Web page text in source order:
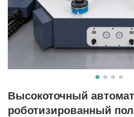
Высокоточный
роботизированный